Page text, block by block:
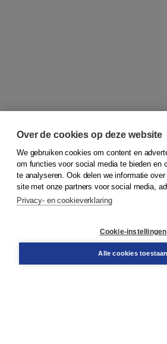
© 2026Koninklijke Boom uitgevers
Bestellen
Over de cookies op deze website
We gebruiken cookies om content en
om functies voor social media te bieden en
te analyseren. Ook delen we informatie
site met onze partners voor social media,
Privacy- en cookieverklaring
Cookie-instellingen
Alle cookies toestaan